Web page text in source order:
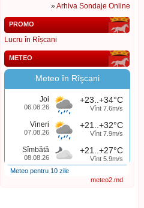
»Arhiva Sondaje Online
PROMO
Lucru în Rîșcani
METEO
Meteo în Rîşcani
Joi
06.08.26
+23..+34°C
Vînt 7.6m/s
Vineri
07.08.26
+21..+32°C
Vînt 7.9m/s
Sîmbătă
08.08.26
+21..+27°C
Vînt 5.9m/s
Meteo pentru 10 zile
meteo2.md